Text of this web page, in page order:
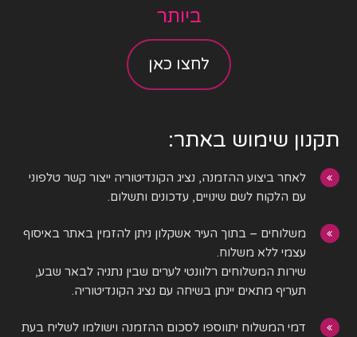
ביותר
לחצו כאן
תקנון שימוש באתר:
לאחר ביצוע ההזמנה, נציג הקונדיטוריה ייצור קשר טלפוני
עם הלקוח לשם שינויים, עדכונים ותשלום.
משלוחים – בתוך העיר אשקלון ניתן להזמין באתר באיסוף
עצמי ללא משלוח.
שירות המשלוחים רלוונטי לערים שבין נתניה לבאר שבע,
תעריף מתאים יינתן בשיחה עם נציג הקונדיטוריה.
דמי המשלוח יתווספו לסכום ההזמנה וישולמו לשליח בעת